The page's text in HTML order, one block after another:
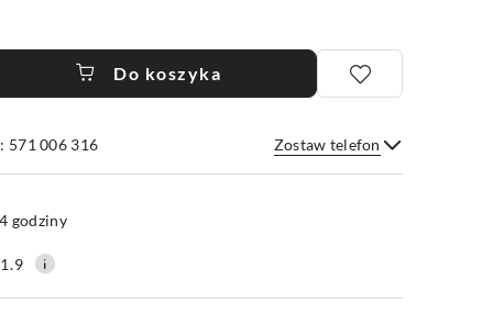
Do koszyka
571 006 316 Zostaw telefon
Wyślij
godziny